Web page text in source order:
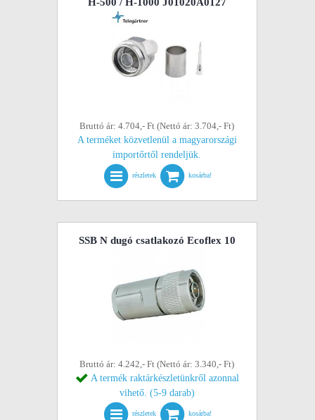
Bruttó ár: 4.704,- Ft (Nettó ár: 3.704,- Ft)
A terméket közvetlenül a magyarországi
importőrtől rendeljük.
részletek kosárba!
SSB N dugó csatlakozó Ecoflex 10
Bruttó ár: 4.242,- Ft (Nettó ár: 3.340,- Ft)
A termék raktárkészletünkről azonnal
vihető. (5-9 darab)
részletek kosárba!